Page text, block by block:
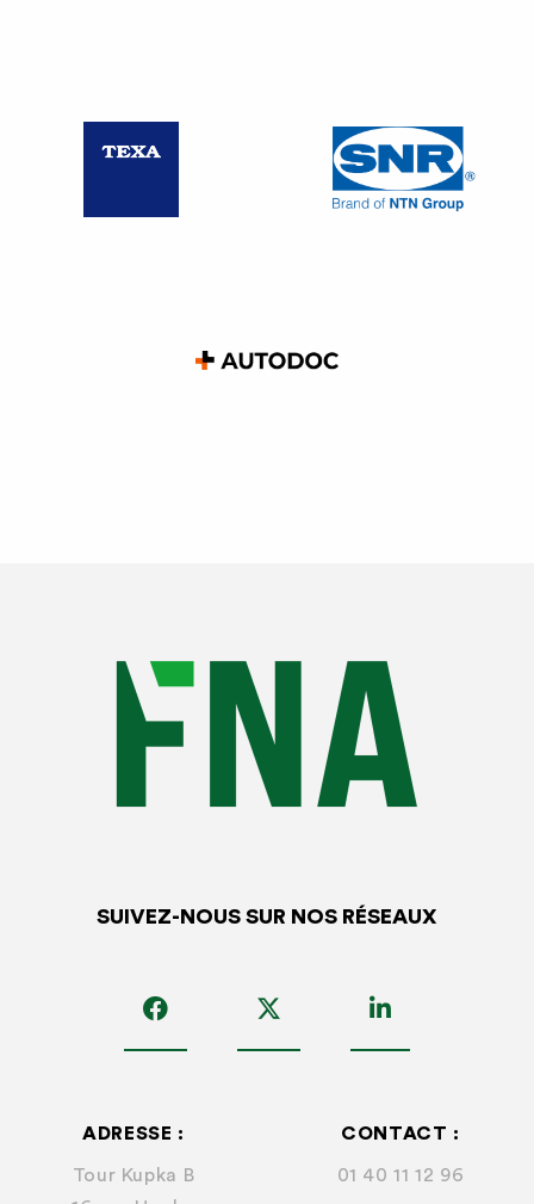
SUIVEZ-NOUS SUR NOS RÉSEAUX
ADRESSE :
Tour Kupka B
CONTACT :
01 40 11 12 96